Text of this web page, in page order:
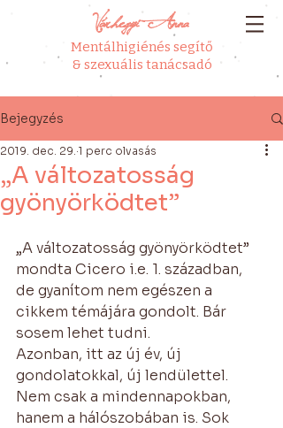
Várhegyi Anna
Mentálhigiénés segítő
& szexuális tanácsadó
Bejegyzés
„A változatosság
gyönyörködtet”
2019. dec. 29. 1 perc olvasás
„A változatosság gyönyörködtet”
mondta Cicero i.e. 1. században,
de gyanítom nem egészen a
cikkem témájára gondolt. Bár
sosem lehet tudni.
Azonban, itt az új év, új
gondolatokkal, új lendülettel.
Nem csak a mindennapokban,
hanem a hálószobában is. Sok